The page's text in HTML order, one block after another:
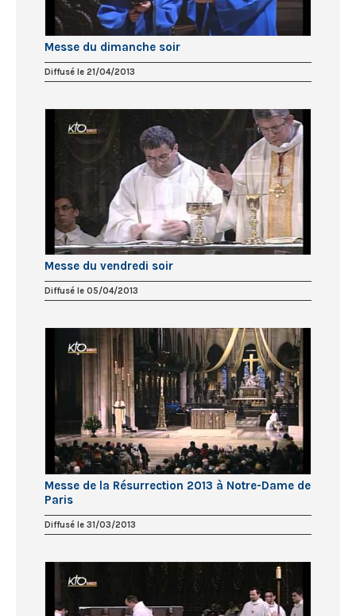
Messe du dimanche soir
Diffusé le 21/04/2013
Messe du vendredi soir
Diffusé le 05/04/2013
Messe de la Résurrection 2013 à Notre-Dame de
Paris
Diffusé le 31/03/2013